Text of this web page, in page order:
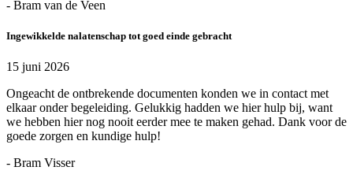
- Bram van de Veen
Ingewikkelde nalatenschap tot goed einde gebracht
15 juni 2026
Ongeacht de ontbrekende documenten konden we in contact met
elkaar onder begeleiding. Gelukkig hadden we hier hulp bij, want
we hebben hier nog nooit eerder mee te maken gehad. Dank voor de
goede zorgen en kundige hulp!
- Bram Visser